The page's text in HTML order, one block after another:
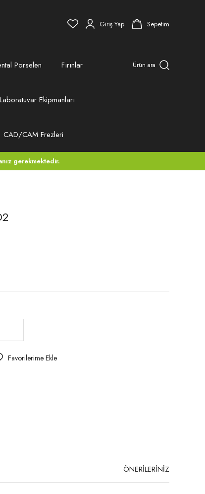
Giriş Yap Sepetim
Porselen Fırınlar
Laboratuvar Ekipmanları
CAD/CAM Frezleri
Ürün ara
gerekmektedir.
ÖNERİLERİNİZ